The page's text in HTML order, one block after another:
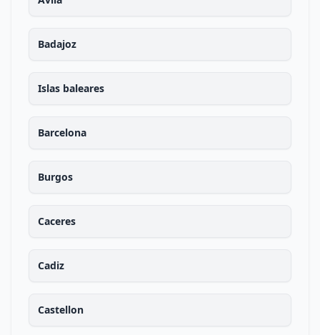
Badajoz
Islas baleares
Barcelona
Burgos
Caceres
Cadiz
Castellon